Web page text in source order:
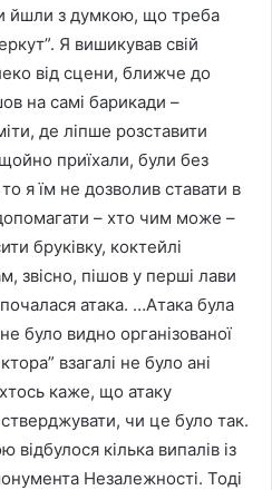
йшли з думкою, що треба
Я вишикував свій
від сцени, ближче до
на самі барикади –
де ліпше розставити
приїхали, були без
я їм не дозволив ставати в
– хто чим може –
бруківку, коктейлі
звісно, пішов у перші лави
атака. …Атака була
було видно організованої
взагалі не було ані
каже, що атаку
чи це було так.
кілька випалів із
Незалежності. Тоді